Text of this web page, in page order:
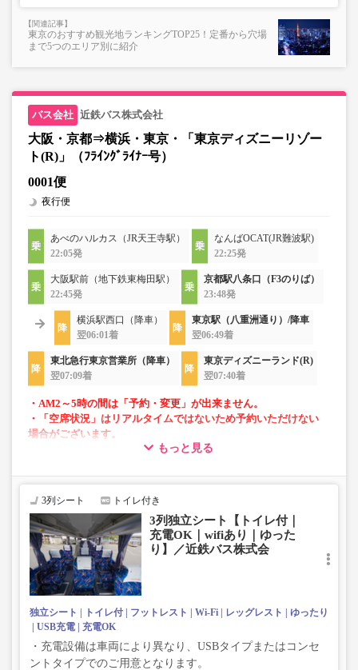
東京のおすすめ観光地ランキングTOP25！定番から穴場
まで5つのエリア別に紹介
近鉄バス株式会社
大阪・京都⇒横浜・東京・「東京ディズニーリゾー
ト(R)」（ﾌﾗｲﾝｸﾞﾗｲﾅｰ号）
0001便
夜行便
あべのハルカス（JR天王寺駅）
22:05発
なんばOCAT(JR難波駅)
22:25発
大阪駅前（地下鉄東梅田駅）
22:45発
京都駅八条口（F3のりば）
23:48発
横浜駅西口（降車）
翌06:01着
東京駅（八重洲通り）/降車
翌06:49着
東北急行東京営業所（降車）
翌07:09着
東京ディズニーランド(R)
翌07:40着
・AM2～5時の間は「予約・変更」が出来ません。
・「空席状況」はリアルタイムではないため予約いただけない
場合がございます。
・車両は予告なく変更となる場合がございます。これに伴い、
じめご了承ください。
もっと見る
3列シート トイレ付き
3列独立シート【トイレ付｜
充電OK｜wifiあり｜ゆった
り】／近鉄バス株式会
独立シート トイレ付 フットレスト Wi-Fi レッグレスト
ゆったり
USB充電
充電OK
・充電設備は車両により異なり、USBタイプまたはコンセ
ントタイプでのご用意となります。